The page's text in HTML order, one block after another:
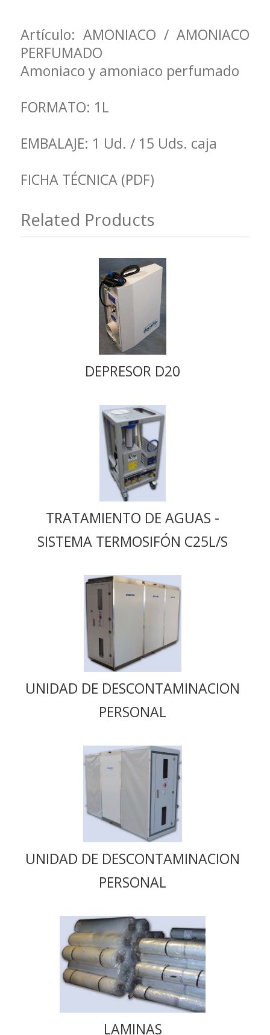
Artículo: AMONIACO / AMONIACO
PERFUMADO
Amoniaco y amoniaco perfumado
FORMATO: 1L
EMBALAJE: 1 Ud. / 15 Uds. caja
FICHA TÉCNICA (PDF)
Related Products
DEPRESOR D20
TRATAMIENTO DE AGUAS -
SISTEMA TERMOSIFÓN C25L/S
UNIDAD DE DESCONTAMINACION
PERSONAL
UNIDAD DE DESCONTAMINACION
PERSONAL
LAMINAS